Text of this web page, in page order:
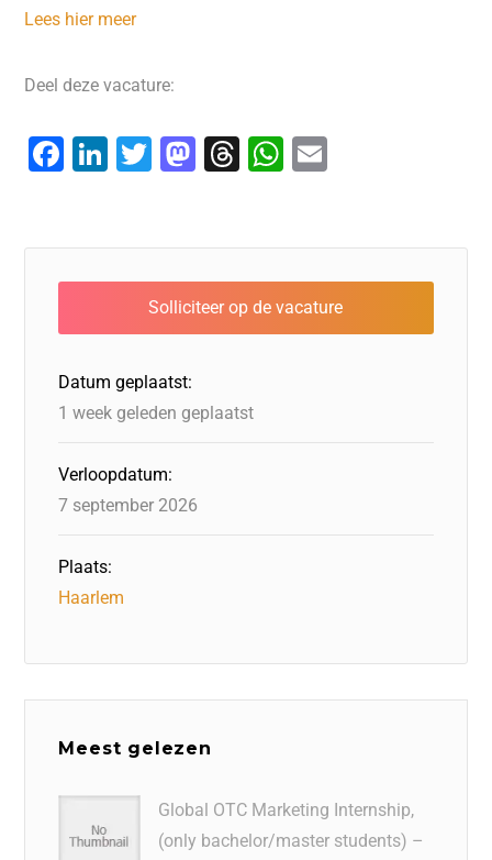
Lees hier meer
Deel deze vacature:
F
e
b
o
o
k
Li
e
dI
n
T
er
M
o
d
o
T
a
d
s
W
s
A
p
l
Datum geplaatst:
1 week geleden geplaatst
Verloopdatum:
7 september 2026
Plaats:
Haarlem
Meest gelezen
Global OTC Marketing Internship,
(only bachelor/master students) –